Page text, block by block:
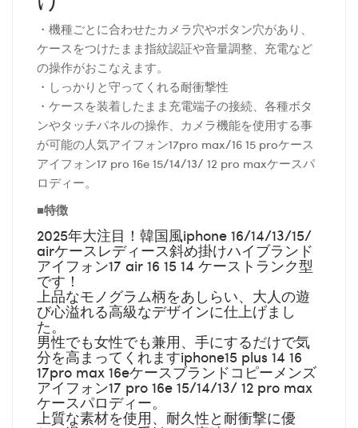
・機種ごとに合わせたカメラ穴やボタン穴があり、
ケースをつけたまま指紋認証や音量調整、充電など
の操作がおこなえます。
・しっかりと守ってくれる耐衝撃性
・ケースを装着したまま充電端子の接続、各種ボタ
ンやタッチパネルの操作、カメラ機能を使用する事
が可能の人気アイフォン17pro max/16 15 proケース
アイフォン17 pro 16e 15/14/13/ 12 pro maxケースパ
ロディー。
■特徴
2025年大注目！韓国風iphone 16/14/13/15/
airケースレディース斜め掛けハイブランド
アイフォン17 air 16 15 14 ケーストランク型
です！
上品なモノグラム柄をあしらい、大人の遊
び心溢れる高級なデザインに仕上げまし
た。
男性でも女性でも兼用、手にするだけで気
分を高まってくれますiphone15 plus 14 16
17pro max 16eケースブランドコピーメンズ
アイフォン17 pro 16e 15/14/13/ 12 pro max
ケースパロディー。
上質な素材を使用、耐久性と耐衝撃に優